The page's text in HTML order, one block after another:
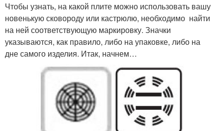
Чтобы узнать, на какой плите можно использовать вашу
новенькую сковороду или кастрюлю, необходимо найти
на ней соответствующую маркировку. Значки
указываются, как правило, либо на упаковке, либо на
дне самого изделия. Итак, начнем…